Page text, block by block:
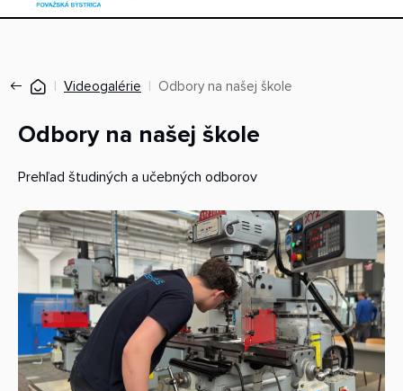
Videogalérie Odbory na našej škole
Odbory na našej škole
Prehľad študiných a učebných odborov